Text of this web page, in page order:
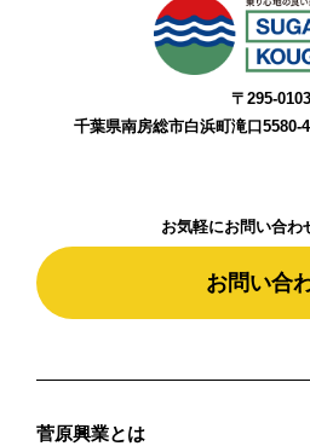
〒295-0103
千葉県南房総市白浜町滝口
お気軽にお問い合わ
お問い合
菅原興業とは